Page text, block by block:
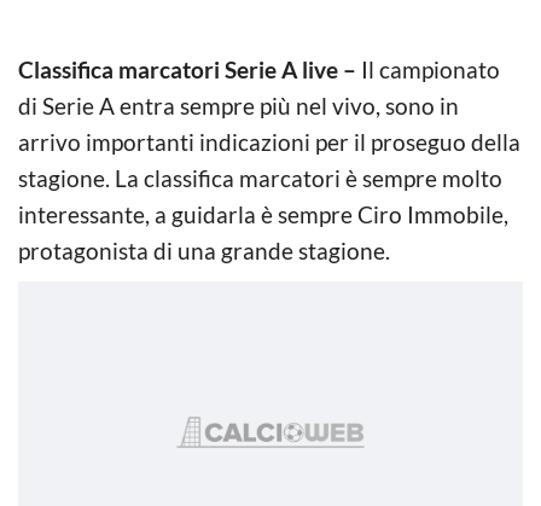
Classifica marcatori Serie A live – Il campionato
di Serie A entra sempre più nel vivo, sono in
arrivo importanti indicazioni per il proseguo della
stagione. La classifica marcatori è sempre molto
interessante, a guidarla è sempre Ciro Immobile,
protagonista di una grande stagione.